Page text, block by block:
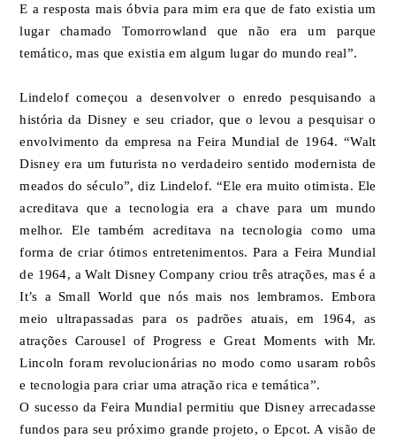
E a resposta mais óbvia para mim era que de fato existia um
lugar chamado Tomorrowland que não era um parque
temático, mas que existia em algum lugar do mundo real”.
Lindelof começou a desenvolver o enredo pesquisando a
história da Disney e seu criador, que o levou a pesquisar o
envolvimento da empresa na Feira Mundial de 1964. “Walt
Disney era um futurista no verdadeiro sentido modernista de
meados do século”, diz Lindelof. “Ele era muito otimista. Ele
acreditava que a tecnologia era a chave para um mundo
melhor. Ele também acreditava na tecnologia como uma
forma de criar ótimos entretenimentos. Para a Feira Mundial
de 1964, a Walt Disney Company criou três atrações, mas é a
It’s a Small World que nós mais nos lembramos. Embora
meio ultrapassadas para os padrões atuais, em 1964, as
atrações Carousel of Progress e Great Moments with Mr.
Lincoln foram revolucionárias no modo como usaram robôs
e tecnologia para criar uma atração rica e temática”.
O sucesso da Feira Mundial permitiu que Disney arrecadasse
fundos para seu próximo grande projeto, o Epcot. A visão de